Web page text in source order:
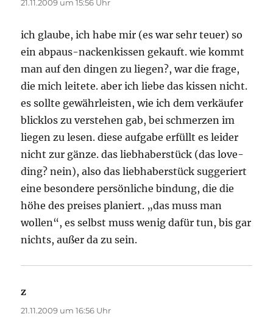
21.11.2009 um 15:56 Uhr
ich glaube, ich habe mir (es war sehr teuer) so
ein abpaus-nackenkissen gekauft. wie kommt
man auf den dingen zu liegen?, war die frage,
die mich leitete. aber ich liebe das kissen nicht.
es sollte gewährleisten, wie ich dem verkäufer
blicklos zu verstehen gab, bei schmerzen im
liegen zu lesen. diese aufgabe erfüllt es leider
nicht zur gänze. das liebhaberstück (das love-
ding? nein), also das liebhaberstück suggeriert
eine besondere persönliche bindung, die die
höhe des preises planiert. „das muss man
wollen“, es selbst muss wenig dafür tun, bis gar
nichts, außer da zu sein.
z
21.11.2009 um 16:56 Uhr